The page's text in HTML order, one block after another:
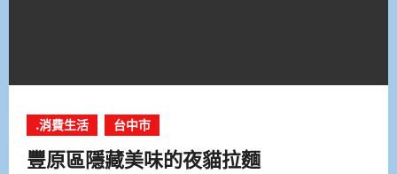
.消費生活 台中市
豐原區隱藏美味的夜貓拉麵